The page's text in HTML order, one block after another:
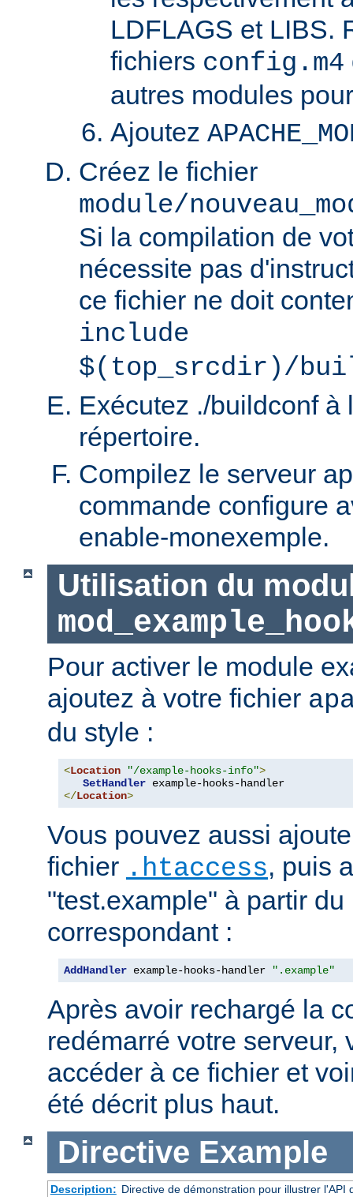
LDFLAGS et LIBS.
fichiers config.m4
autres modules
Ajoutez
Créez le fichier
module/
Si la compilation de
nécessite pas
ce fichier ne doit
include
$(top_srcdir)/
Exécutez ./buildconf à
répertoire.
Compilez le serveur
commande configure
enable-monexemple.
Utilisation du
Pour activer le module
ajoutez à votre fichier
du style :
<Location "/example-hooks-info">
SetHandler
</Location>
Vous pouvez aussi
fichier .htaccess, puis
"test.example" à partir du
correspondant :
AddHandler example-hooks-handler ".example"
Après avoir rechargé la
redémarré votre serveur,
accéder à ce fichier et
été décrit plus haut.
Directive Example
Description: Directive de démonstration pour illustrer l'API